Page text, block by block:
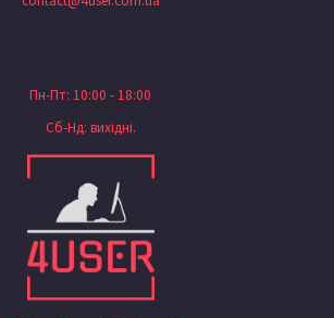
Пн-Пт: 10:00 - 18:00
Сб-Нд: вихідні.